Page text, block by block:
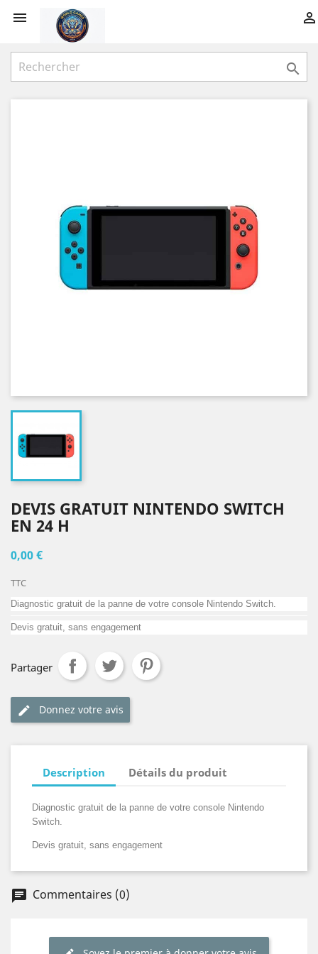
 

DEVIS GRATUIT NINTENDO SWITCH
EN 24 H
0,00 €
TTC
Diagnostic gratuit de la panne de votre console Nintendo Switch.
Devis gratuit, sans engagement
Partager
edit Donnez votre avis
Description Détails du produit
Diagnostic gratuit de la panne de votre console Nintendo
Switch.
Devis gratuit, sans engagement
chat Commentaires (0)